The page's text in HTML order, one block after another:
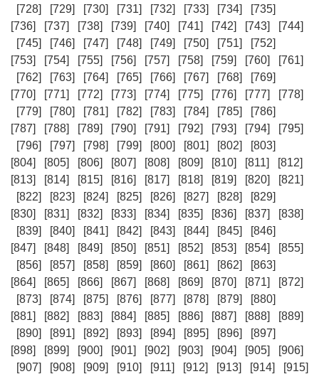
[728]
[729] [730] [731] [732] [733] [734]
[735]
[736]
[737] [738] [739] [740] [741] [742] [743]
[744]
[745]
[746] [747] [748] [749] [750] [751]
[752]
[753]
[754] [755] [756] [757] [758] [759] [760]
[761]
[762]
[763] [764] [765] [766] [767] [768]
[769]
[770]
[771] [772] [773] [774] [775] [776] [777]
[778]
[779]
[780] [781] [782] [783] [784] [785]
[786]
[787]
[788] [789] [790] [791] [792] [793] [794]
[795]
[796]
[797] [798] [799] [800] [801] [802]
[803]
[804]
[805] [806] [807] [808] [809] [810] [811]
[812]
[813]
[814] [815] [816] [817] [818] [819] [820]
[821]
[822]
[823] [824] [825] [826] [827] [828]
[829]
[830]
[831] [832] [833] [834] [835] [836] [837]
[838]
[839]
[840] [841] [842] [843] [844] [845]
[846]
[847]
[848] [849] [850] [851] [852] [853] [854]
[855]
[856]
[857] [858] [859] [860] [861] [862]
[863]
[864]
[865] [866] [867] [868] [869] [870] [871]
[872]
[873]
[874] [875] [876] [877] [878] [879]
[880]
[881]
[882] [883] [884] [885] [886] [887] [888]
[889]
[890]
[891] [892] [893] [894] [895] [896]
[897]
[898]
[899] [900] [901] [902] [903] [904] [905]
[906]
[907]
[908] [909] [910] [911] [912] [913] [914] [915]